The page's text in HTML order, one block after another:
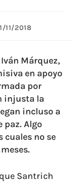
11/2018
Márquez,
en apoyo
por
injusta la
incluso a
paz. Algo
cuales no se
Santrich